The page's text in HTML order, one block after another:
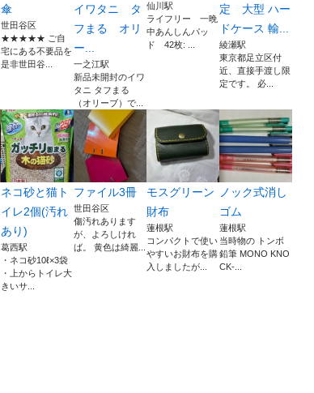
傘
世田谷区
★★★★★ ご自
宅にある不要品を
是非世田谷...
イワタニ タ
フまる オリ
ー...
一之江駅
新品未開封のイワ
タニ タフまる
（オリーブ）で...
仙川駅
ライフリー 一晩
中あんしんパッ
ド 42枚: ...
定 大型 ハー
ドケース 輸...
綾瀬駅
東京都足立区付
近、直接手渡し限
定です。 必...
ネコ砂と猫ト
イレ2個(汚れ
あり)
葛西駅
・ネコ砂10ℓ×3袋
・上からトイレ大
きいサ...
ファイル3冊
世田谷区
傷汚れあります
が、よろしけれ
ば。 黄色は綺麗...
モスグリーン
財布
蓮根駅
コンパクトで使い
やすいお財布を購
入しましたが...
ノック式消し
ゴム
蓮根駅
当時物の トンボ
鉛筆 MONO KNO
CK-...